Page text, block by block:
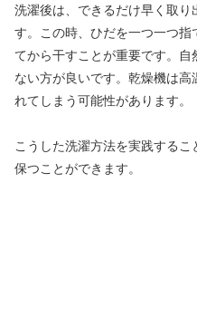
洗濯後は、できるだけ早く取り
す。この時、ひだを一つ一つ指
てから干すことが重要です。
ない方が良いです。乾燥機は
れてしまう可能性があります。
こうした洗濯方法を実践する
保つことができます。